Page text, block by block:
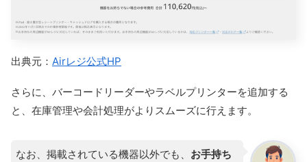
出典元： Airレジ公式HP
さらに、バーコードリーダーやラベルプリンターを追加する
と、在庫管理や会計処理がよりスムーズに行えます。
なお、掲載されている機器以外でも、 お手持ち